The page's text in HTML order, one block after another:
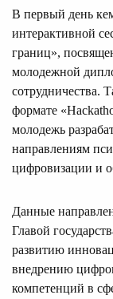
В первый день
интерактивной
границ»,
молодежной
сотрудничества.
формате
молодежь
направлениям
цифровизации и
Данные
Главой
развитию
внедрению
компетенций в